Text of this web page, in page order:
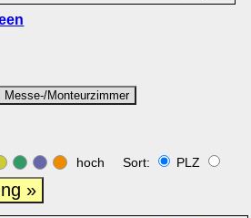
Messe-/Monteurzimmer
hoch Sort:
PLZ
»